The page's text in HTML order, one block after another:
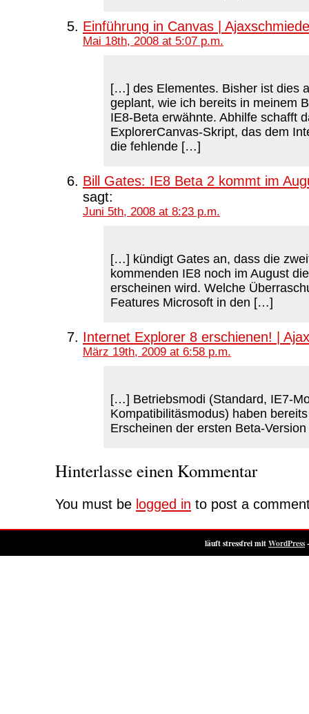
Einführung in Canvas |
Mai 18th, 2008 at 5:07 p.m.
[…] des Elementes. Bisher ist dies
geplant, wie ich bereits in meinem
IE8-Beta erwähnte. Abhilfe schafft
ExplorerCanvas-Skript, das dem
die fehlende […]
Bill Gates: IE8 Beta 2 kommt im
sagt:
Juni 5th, 2008 at 8:23 p.m.
[…] kündigt Gates an, dass die
kommenden IE8 noch im August
erscheinen wird. Welche
Features Microsoft in den […]
Internet Explorer 8 erschienen! |
März 19th, 2009 at 6:58 p.m.
[…] Betriebsmodi (Standard, IE7-
Kompatibilitäsmodus) haben
Erscheinen der ersten Beta-
Hinterlasse einen Kommentar
You must be logged in to post a
läuft stressfrei mitWordPress